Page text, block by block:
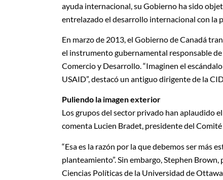
ayuda internacional, su Gobierno ha sido
entrelazado el desarrollo internacional con la
En marzo de 2013, el Gobierno de Canadá
el instrumento gubernamental responsable
Comercio y Desarrollo. “Imaginen el
USAID”, destacó un antiguo dirigente de la
Puliendo la imagen exterior
Los grupos del sector privado han aplaudido
comenta Lucien Bradet, presidente del
“Esa es la razón por la que debemos ser más
planteamiento”. Sin embargo, Stephen
Ciencias Políticas de la Universidad de